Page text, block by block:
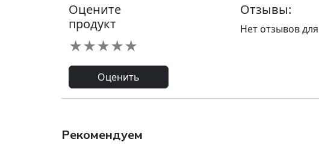
Оцените
продукт
★
★
★
★
★
Оценить
Отзывы:
Нет отзывов
Рекомендуем